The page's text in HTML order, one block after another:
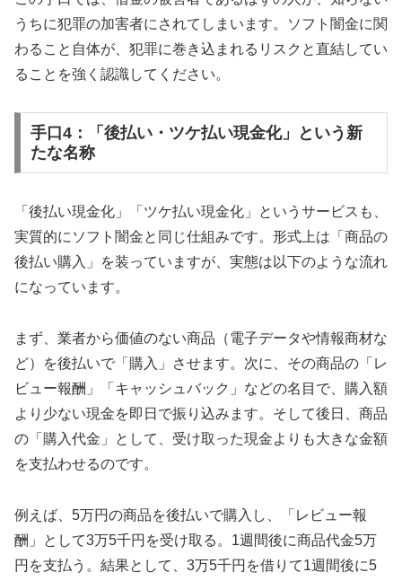
うちに犯罪の加害者にされてしまいます。ソフト闇金に関
わること自体が、犯罪に巻き込まれるリスクと直結してい
ることを強く認識してください。
手口4：「後払い・ツケ払い現金化」という新
たな名称
「後払い現金化」「ツケ払い現金化」というサービスも、
実質的にソフト闇金と同じ仕組みです。形式上は「商品の
後払い購入」を装っていますが、実態は以下のような流れ
になっています。
まず、業者から価値のない商品（電子データや情報商材な
ど）を後払いで「購入」させます。次に、その商品の「レ
ビュー報酬」「キャッシュバック」などの名目で、購入額
より少ない現金を即日で振り込みます。そして後日、商品
の「購入代金」として、受け取った現金よりも大きな金額
を支払わせるのです。
例えば、5万円の商品を後払いで購入し、「レビュー報
酬」として3万5千円を受け取る。1週間後に商品代金5万
円を支払う。結果として、3万5千円を借りて1週間後に5